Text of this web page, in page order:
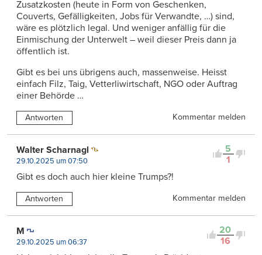
Zusatzkosten (heute in Form von Geschenken,
Couverts, Gefälligkeiten, Jobs für Verwandte, …) sind,
wäre es plötzlich legal. Und weniger anfällig für die
Einmischung der Unterwelt – weil dieser Preis dann ja
öffentlich ist.
Gibt es bei uns übrigens auch, massenweise. Heisst
einfach Filz, Taig, Vetterliwirtschaft, NGO oder Auftrag
einer Behörde …
Antworten Kommentar melden
5
1
Walter Scharnagl
29.10.2025 um 07:50
Gibt es doch auch hier kleine Trumps?!
Antworten Kommentar melden
20
16
M
29.10.2025 um 06:37